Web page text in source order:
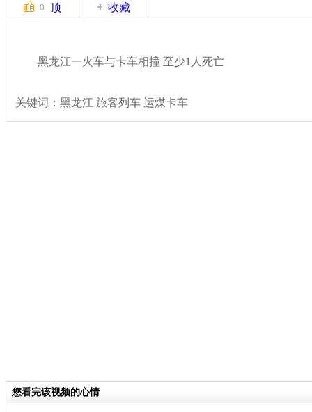
0 顶 收藏
黑龙江一火车与卡车相撞 至少1人死亡
关键词：黑龙江 旅客列车 运煤卡车
您看完该视频的心情